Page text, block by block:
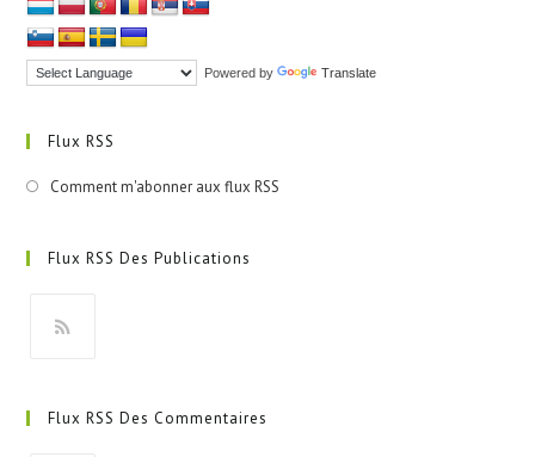
Powered by Translate
Flux RSS
Comment m'abonner aux flux RSS
Flux RSS Des Publications
un
Flux RSS Des Commentaires